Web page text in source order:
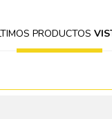
PRODUCTOS